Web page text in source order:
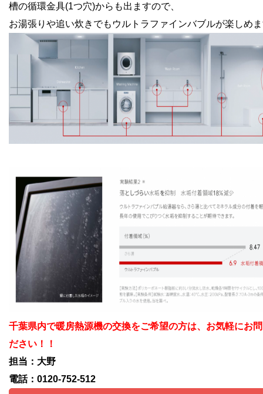
槽の循環金具(1つ穴)からも出ますので、
お湯張りや追い炊きでもウルトラファインバブルが楽しめ
千葉県内で暖房熱源機の交換をご希望の方は、お気軽にお
ださい！！
担当：大野
電話：0120-752-512